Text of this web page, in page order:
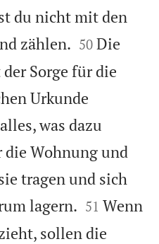
du nicht mit den
zählen. 

50 Die
Sorge für die
Urkunde
was dazu
die Wohnung und
tragen und sich
lagern. 

51 Wenn
sollen die